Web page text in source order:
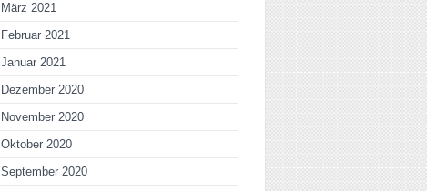
März 2021
Februar 2021
Januar 2021
Dezember 2020
November 2020
Oktober 2020
September 2020